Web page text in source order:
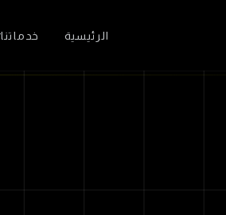
الرئيسية خدماتنا